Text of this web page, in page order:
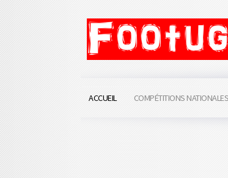
ACCUEIL COMPÉTITIONS NATIONALES